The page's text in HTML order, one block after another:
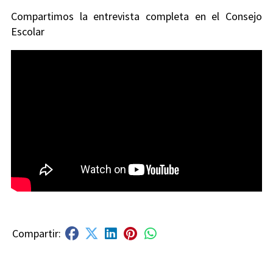
Compartimos la entrevista completa en el Consejo
Escolar